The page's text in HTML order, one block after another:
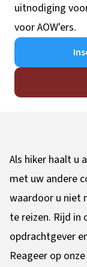
uitnodiging
voor AOW'ers.
Als hiker haalt u
met uw andere
waardoor u niet
te reizen. Rijd in
opdrachtgever
Reageer op onze